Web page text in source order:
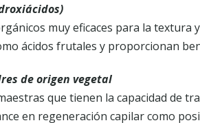
muy eficaces para la textura
ácidos frutales y proporcionan
de origen vegetal
que tienen la capacidad de
en regeneración capilar como